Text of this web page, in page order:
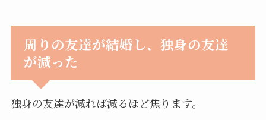
周りの友達が結婚し、独身の友達
が減った
独身の友達が減れば減るほど焦ります。